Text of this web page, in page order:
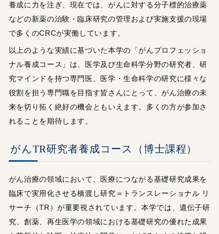
養成に力を注ぎ、現在では、がんに対する分子標的治療薬
などの新薬の治験・臨床研究の管理および実施支援の現場
で多くのCRCが実働しています。
以上のような実績に基づいた本学の「がんプロフェッショ
ナル養成コース」は、医学及び生命科学分野の研究者、研
究マインドを持つ専門医、医学・生命科学の研究に様々な
役割を担う専門職を目指す皆さんにとって、がん治療の未
来を切り拓く絶好の機会ともいえます。多くの方が参加さ
れることを期待します。
がんTR研究者養成コース（博士課程）
がん治療の領域において、医療につながる基礎研究成果を
臨床で実用化させる橋渡し研究＝トランスレーショナル リ
サーチ（TR）が重要視されています。本学では、遺伝子研
究、創薬、再生医学の領域における基礎研究の優れた成果